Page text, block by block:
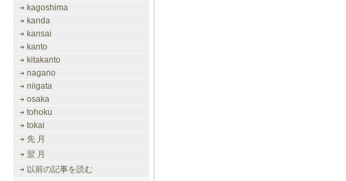
kagoshima
kanda
kansai
kanto
kitakanto
nagano
niigata
osaka
tohoku
tokai
先 月
翌 月
以前の記事を読む